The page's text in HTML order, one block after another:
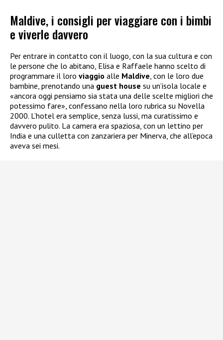
Maldive, i consigli per viaggiare con i bimbi
e viverle davvero
Per entrare in contatto con il luogo, con la sua cultura e con
le persone che lo abitano, Elisa e Raffaele hanno scelto di
programmare il loro viaggio alle Maldive , con le loro due
bambine, prenotando una guest house su un’isola locale e
«ancora oggi pensiamo sia stata una delle scelte migliori che
potessimo fare», confessano nella loro rubrica su Novella
2000. L’hotel era semplice, senza lussi, ma curatissimo e
davvero pulito. La camera era spaziosa, con un lettino per
India e una culletta con zanzariera per Minerva, che all’epoca
aveva sei mesi.